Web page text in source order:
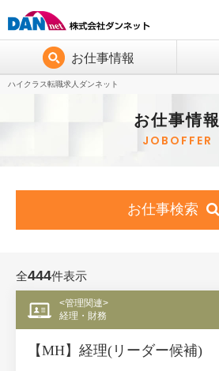
お仕事情報
ハイクラス転職求人ダンネット
お仕事情報
JOBOFFER
お仕事検索
全444件表示
<管理関連>
経理・財務
【MH】経理(リーダー候補)